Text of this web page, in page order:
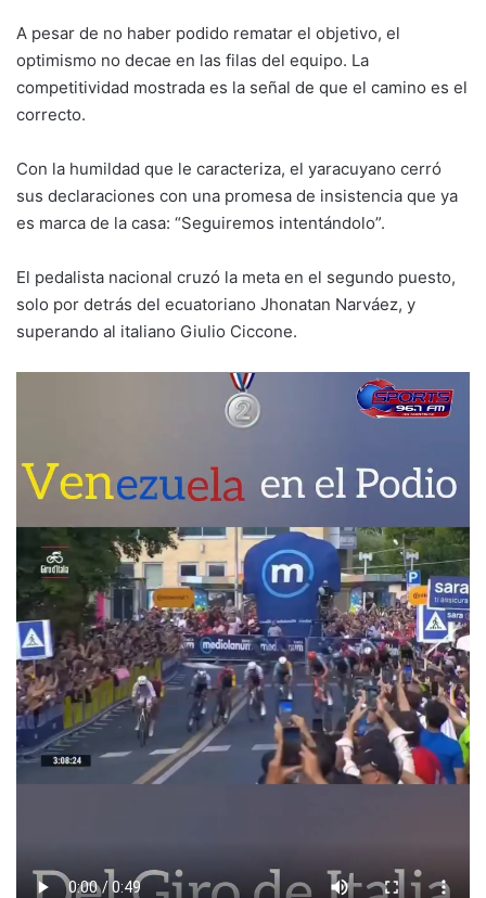
A pesar de no haber podido rematar el objetivo, el
optimismo no decae en las filas del equipo. La
competitividad mostrada es la señal de que el camino es el
correcto.
Con la humildad que le caracteriza, el yaracuyano cerró
sus declaraciones con una promesa de insistencia que ya
es marca de la casa: “Seguiremos intentándolo”.
El pedalista nacional cruzó la meta en el segundo puesto,
solo por detrás del ecuatoriano Jhonatan Narváez, y
superando al italiano Giulio Ciccone.